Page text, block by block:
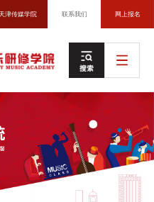
网上报名
津传媒学院